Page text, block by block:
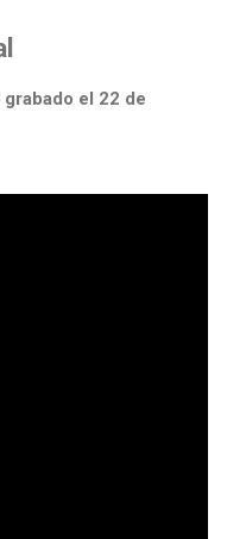
el 22 de